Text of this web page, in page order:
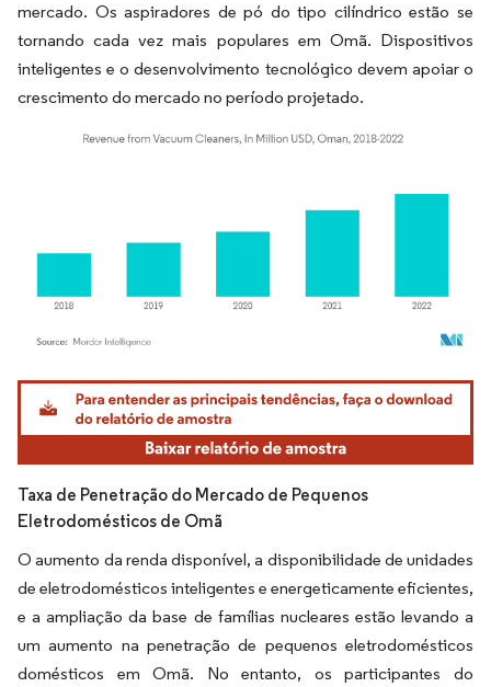
mercado. Os aspiradores de pó do tipo cilíndrico estão se
tornando cada vez mais populares em Omã. Dispositivos
inteligentes e o desenvolvimento tecnológico devem apoiar o
crescimento do mercado no período projetado.
Imagem © Mordor Intelligence. O reuso requer atribuição conforme CC BY 4.0.
Taxa de Penetração do Mercado de Pequenos
Eletrodomésticos de Omã
O aumento da renda disponível, a disponibilidade de unidades
de eletrodomésticos inteligentes e energeticamente eficientes,
e a ampliação da base de famílias nucleares estão levando a
um aumento na penetração de pequenos eletrodomésticos
domésticos em Omã. No entanto, os participantes do